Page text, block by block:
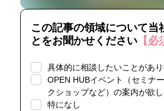
この記事の領域について当
とをお聞かせください【必
具体的に相談したいことがあ
OPEN HUBイベント（セミナ
クショップなど）の案内が欲
特になし